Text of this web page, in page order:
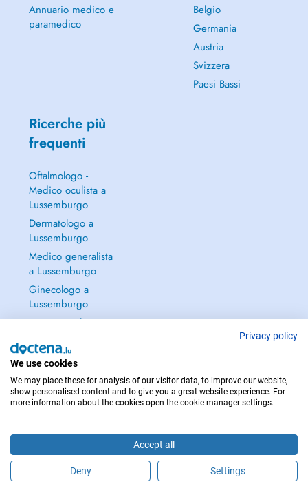
Fissa un appuntamento online
Annuario medico e
paramedico
Belgio
Germania
Austria
Svizzera
Paesi Bassi
Ricerche più
frequenti
Oftalmologo -
Medico oculista a
Lussemburgo
Dermatologo a
Lussemburgo
Medico generalista
a Lussemburgo
Ginecologo a
Lussemburgo
Continua a leggere
PER LE URGENZE, CONSULTARE : 112
Privacy policy
We use cookies
We may place these for analysis of our visitor data, to improve our website,
show personalised content and to give you a great website experience. For
more information about the cookies open the cookie manager settings.
Accept all
Deny Settings